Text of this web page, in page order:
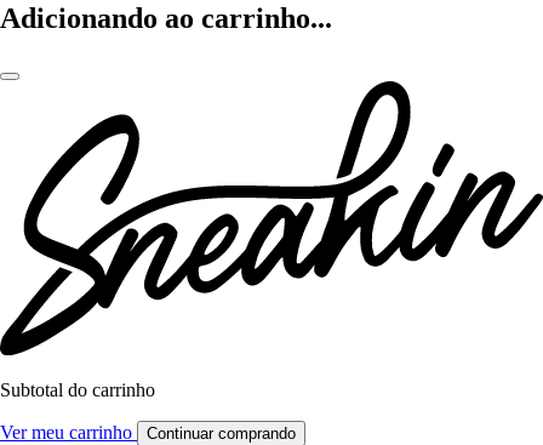
Adicionando ao carrinho...
Subtotal do carrinho
Ver meu carrinho Continuar comprando